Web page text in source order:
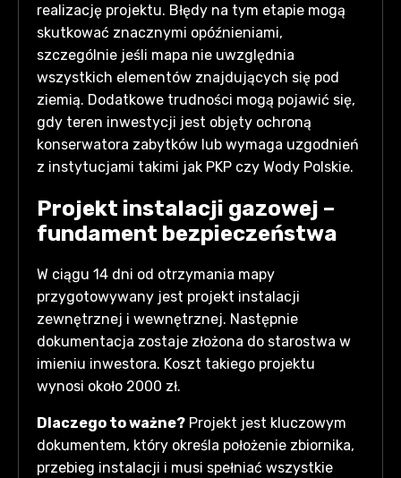
realizację projektu. Błędy na tym etapie mogą
skutkować znacznymi opóźnieniami,
szczególnie jeśli mapa nie uwzględnia
wszystkich elementów znajdujących się pod
ziemią. Dodatkowe trudności mogą pojawić się,
gdy teren inwestycji jest objęty ochroną
konserwatora zabytków lub wymaga uzgodnień
z instytucjami takimi jak PKP czy Wody Polskie.
Projekt instalacji gazowej –
fundament bezpieczeństwa
W ciągu 14 dni od otrzymania mapy
przygotowywany jest projekt instalacji
zewnętrznej i wewnętrznej. Następnie
dokumentacja zostaje złożona do starostwa w
imieniu inwestora. Koszt takiego projektu
wynosi około 2000 zł.
Dlaczego to ważne? Projekt jest kluczowym
dokumentem, który określa położenie zbiornika,
przebieg instalacji i musi spełniać wszystkie